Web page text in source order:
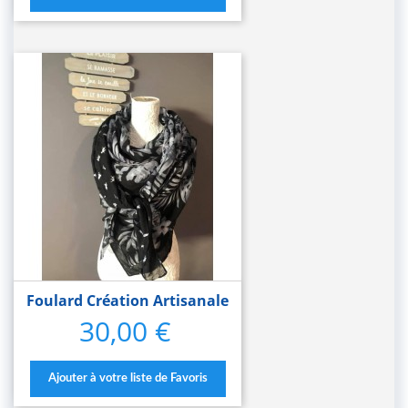
Foulard Création Artisanale
Prix
30,00 €
Ajouter à votre liste de Favoris